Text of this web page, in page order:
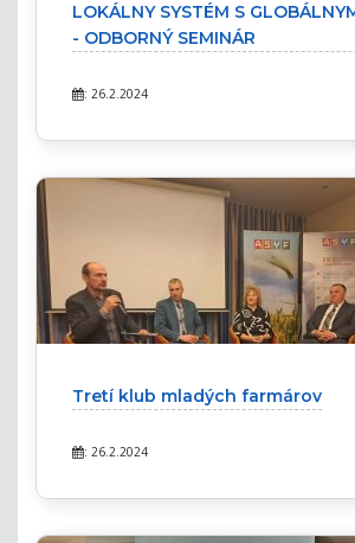
LOKÁLNY SYSTÉM S
- ODBORNÝ SEMINÁR
: 26.2.2024
Tretí klub mladých farmárov
: 26.2.2024